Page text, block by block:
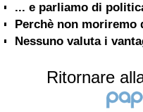
... e parliamo di
Perchè non moriremo
Nessuno valuta i
Ritornare